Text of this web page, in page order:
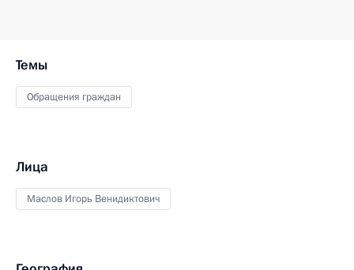
Темы
Обращения граждан
Лица
Маслов Игорь Венидиктович